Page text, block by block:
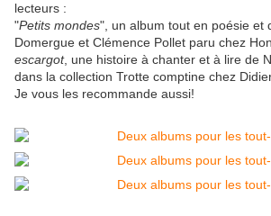
lecteurs :
"Petits mondes", un album tout en poésie et
Domergue et Clémence Pollet paru chez
escargot, une histoire à chanter et à lire de
dans la collection Trotte comptine chez
Je vous les recommande aussi!